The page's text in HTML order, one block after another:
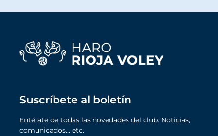
Suscríbete al boletín
Entérate de todas las novedades del club. Noticias,
comunicados… etc.